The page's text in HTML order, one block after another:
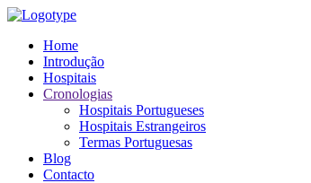
Home
Introdução
Hospitais
Cronologias
Hospitais Portugueses
Hospitais Estrangeiros
Termas Portuguesas
Blog
Contacto